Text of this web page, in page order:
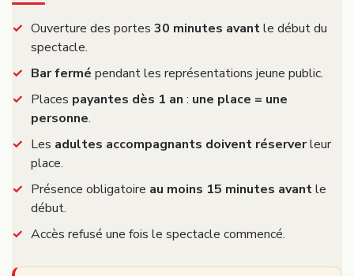
Ouverture des portes 30 minutes avantle début du
spectacle.
Bar fermé pendant les représentations jeune public.
Places payantes dès 1 an : une place = une
personne.
Les adultes accompagnants doivent réserverleur
place.
Présence obligatoire au moins 15 minutes avantle
début.
Accès refusé une fois le spectacle commencé.